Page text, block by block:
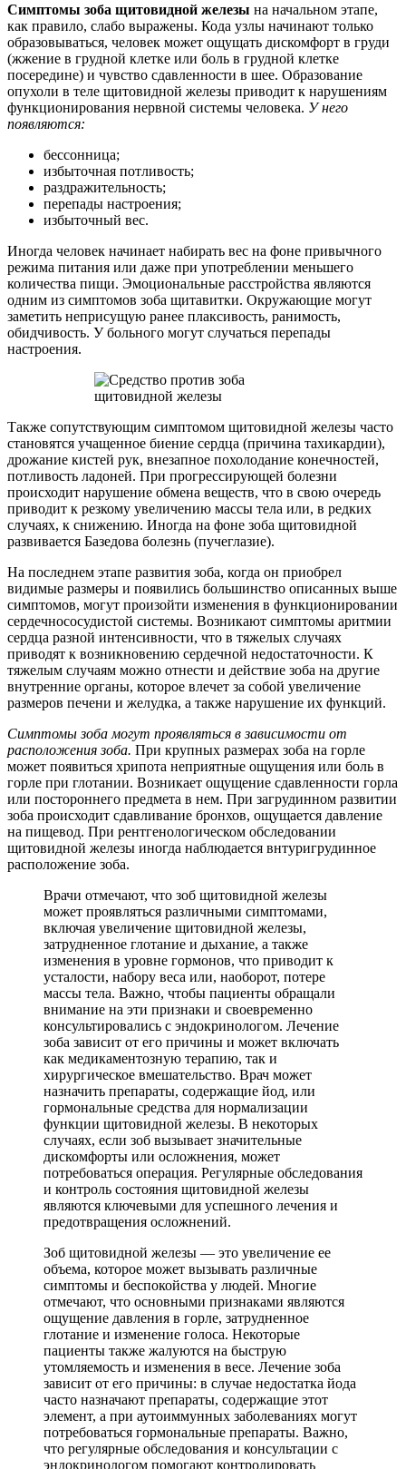
Симптомы зоба щитовидной железы на начальном этапе,
как правило, слабо выражены. Кода узлы начинают только
образовываться, человек может ощущать дискомфорт в груди
(жжение в грудной клетке или боль в грудной клетке
посередине) и чувство сдавленности в шее. Образование
опухоли в теле щитовидной железы приводит к нарушениям
функционирования нервной системы человека. У него
появляются:
бессонница;
избыточная потливость;
раздражительность;
перепады настроения;
избыточный вес.
Иногда человек начинает набирать вес на фоне привычного
режима питания или даже при употреблении меньшего
количества пищи. Эмоциональные расстройства являются
одним из симптомов зоба щитавитки. Окружающие могут
заметить неприсущую ранее плаксивость, ранимость,
обидчивость. У больного могут случаться перепады
настроения.
Также сопутствующим симптомом щитовидной железы часто
становятся учащенное биение сердца (причина тахикардии),
дрожание кистей рук, внезапное похолодание конечностей,
потливость ладоней. При прогрессирующей болезни
происходит нарушение обмена веществ, что в свою очередь
приводит к резкому увеличению массы тела или, в редких
случаях, к снижению. Иногда на фоне зоба щитовидной
развивается Базедова болезнь (пучеглазие).
На последнем этапе развития зоба, когда он приобрел
видимые размеры и появились большинство описанных выше
симптомов, могут произойти изменения в функционировании
сердечнососудистой системы. Возникают симптомы аритмии
сердца разной интенсивности, что в тяжелых случаях
приводят к возникновению сердечной недостаточности. К
тяжелым случаям можно отнести и действие зоба на другие
внутренние органы, которое влечет за собой увеличение
размеров печени и желудка, а также нарушение их функций.
Симптомы зоба могут проявляться в зависимости от
расположения зоба. При крупных размерах зоба на горле
может появиться хрипота неприятные ощущения или боль в
горле при глотании. Возникает ощущение сдавленности горла
или постороннего предмета в нем. При загрудинном развитии
зоба происходит сдавливание бронхов, ощущается давление
на пищевод. При рентгенологическом обследовании
щитовидной железы иногда наблюдается внтуригрудинное
расположение зоба.
Врачи отмечают, что зоб щитовидной железы
может проявляться различными симптомами,
включая увеличение щитовидной железы,
затрудненное глотание и дыхание, а также
изменения в уровне гормонов, что приводит к
усталости, набору веса или, наоборот, потере
массы тела. Важно, чтобы пациенты обращали
внимание на эти признаки и своевременно
консультировались с эндокринологом. Лечение
зоба зависит от его причины и может включать
как медикаментозную терапию, так и
хирургическое вмешательство. Врач может
назначить препараты, содержащие йод, или
гормональные средства для нормализации
функции щитовидной железы. В некоторых
случаях, если зоб вызывает значительные
дискомфорты или осложнения, может
потребоваться операция. Регулярные обследования
и контроль состояния щитовидной железы
являются ключевыми для успешного лечения и
предотвращения осложнений.
Зоб щитовидной железы — это увеличение ее
объема, которое может вызывать различные
симптомы и беспокойства у людей. Многие
отмечают, что основными признаками являются
ощущение давления в горле, затрудненное
глотание и изменение голоса. Некоторые
пациенты также жалуются на быструю
утомляемость и изменения в весе. Лечение зоба
зависит от его причины: в случае недостатка йода
часто назначают препараты, содержащие этот
элемент, а при аутоиммунных заболеваниях могут
потребоваться гормональные препараты. Важно,
что регулярные обследования и консультации с
эндокринологом помогают контролировать